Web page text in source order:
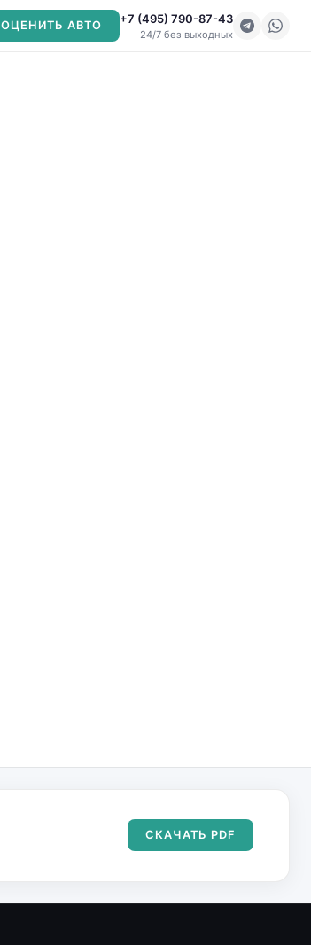
ОЦЕНИТЬ АВТО +7 (495) 790-87-43
24/7 без выходных
СКАЧАТЬ PDF